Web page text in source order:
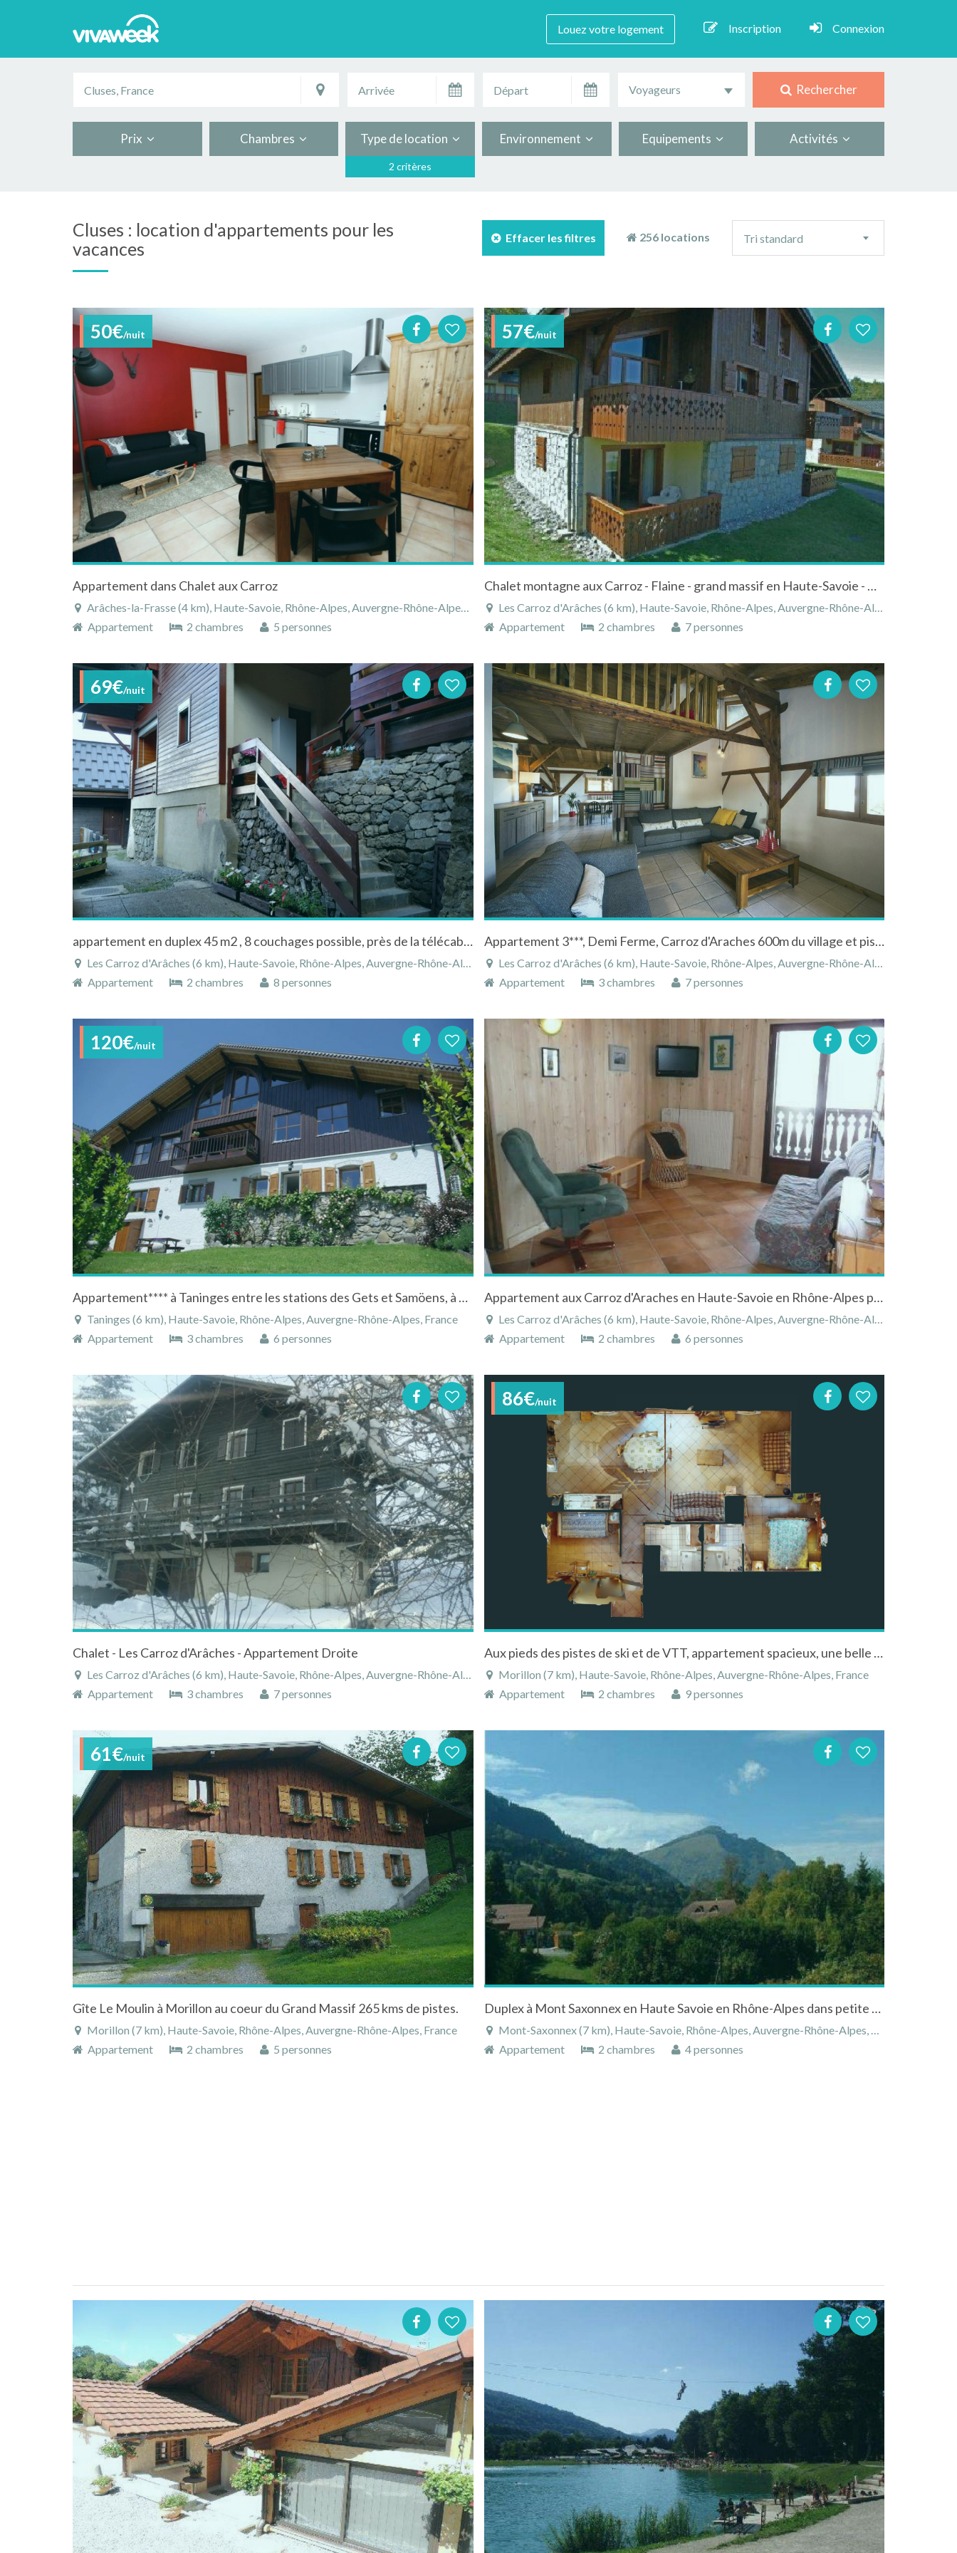
Louez votre logement Inscription Connexion
Voyageurs Rechercher
Prix Chambres Type de location
2 critères
Environnement Equipements Activités
Cluses : location d'appartements pour les
vacances
Effacer les filtres 256 locations
tri
Tri standard
50€/nuit
Appartement dans Chalet aux Carroz
Arâches-la-Frasse (4 km), Haute-Savoie, Rhône-Alpes, Auvergne-Rhône-Alpes, France
Appartement
2 chambres 5 personnes
57€/nuit
Chalet montagne aux Carroz - Flaine - grand massif en Haute-Savoie - Rhône-Alpes
Les Carroz d'Arâches (6 km), Haute-Savoie, Rhône-Alpes, Auvergne-Rhône-Alpes, France
Appartement
2 chambres 7 personnes
69€/nuit
appartement en duplex 45 m2 , 8 couchages possible, près de la télécabine
Les Carroz d'Arâches (6 km), Haute-Savoie, Rhône-Alpes, Auvergne-Rhône-Alpes, France
Appartement
2 chambres 8 personnes
Appartement 3***, Demi Ferme, Carroz d'Araches 600m du village et pistes ski
Les Carroz d'Arâches (6 km), Haute-Savoie, Rhône-Alpes, Auvergne-Rhône-Alpes, France
Appartement
3 chambres 7 personnes
120€/nuit
Appartement**** à Taninges entre les stations des Gets et Samöens, à 10mn des pistes de ski, jacuzzi extérieur
Taninges (6 km), Haute-Savoie, Rhône-Alpes, Auvergne-Rhône-Alpes, France
Appartement
3 chambres 6 personnes
Appartement aux Carroz d'Araches en Haute-Savoie en Rhône-Alpes proche des pistes de ski
Les Carroz d'Arâches (6 km), Haute-Savoie, Rhône-Alpes, Auvergne-Rhône-Alpes, France
Appartement
2 chambres 6 personnes
Chalet - Les Carroz d'Arâches - Appartement Droite
Les Carroz d'Arâches (6 km), Haute-Savoie, Rhône-Alpes, Auvergne-Rhône-Alpes, France
Appartement
3 chambres 7 personnes
86€/nuit
Aux pieds des pistes de ski et de VTT, appartement spacieux, une belle résidence
Morillon (7 km), Haute-Savoie, Rhône-Alpes, Auvergne-Rhône-Alpes, France
Appartement
2 chambres 9 personnes
61€/nuit
Gîte Le Moulin à Morillon au coeur du Grand Massif 265 kms de pistes.
Morillon (7 km), Haute-Savoie, Rhône-Alpes, Auvergne-Rhône-Alpes, France
Appartement
2 chambres 5 personnes
Duplex à Mont Saxonnex en Haute Savoie en Rhône-Alpes dans petite copropriété de montagne
Mont-Saxonnex (7 km), Haute-Savoie, Rhône-Alpes, Auvergne-Rhône-Alpes, France
Appartement
2 chambres 4 personnes